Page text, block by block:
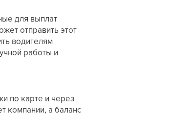
для выплат
отправить этот
водителям
работы и
по карте и через
компании, а баланс